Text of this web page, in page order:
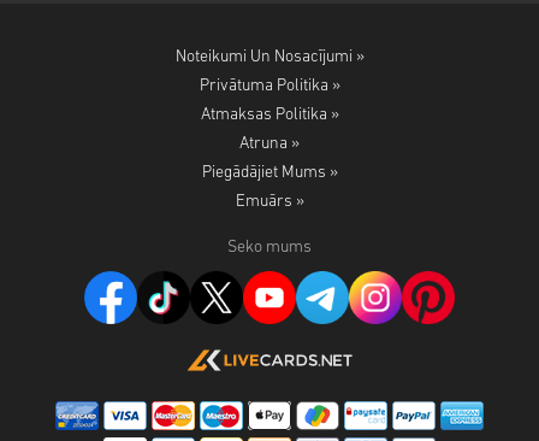
Noteikumi Un Nosacījumi »
Privātuma Politika »
Atmaksas Politika »
Atruna »
Piegādājiet Mums »
Emuārs »
Seko mums